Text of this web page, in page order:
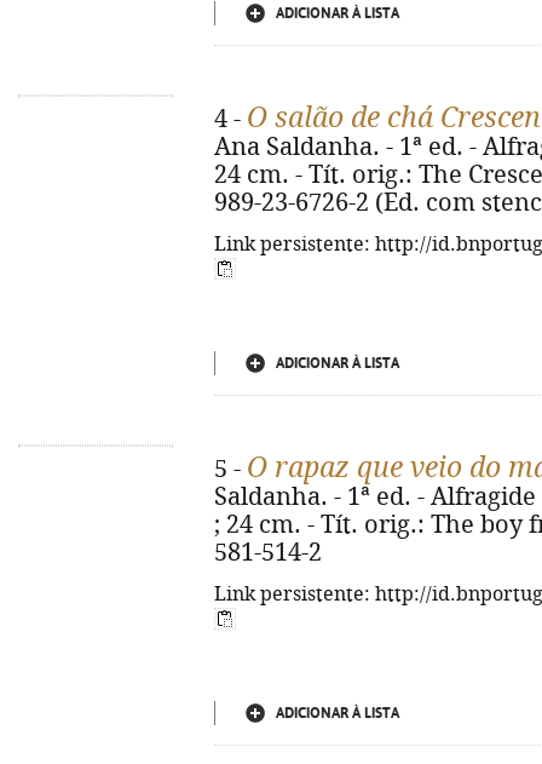
ADICIONAR À LISTA
4 - O salão de chá
Ana Saldanha. - 1ª ed. -
24 cm. - Tít. orig.: The
989-23-6726-2 (Ed. com
Link persistente: http://
ADICIONAR À LISTA
5 - O rapaz que veio do
Saldanha. - 1ª ed. -
; 24 cm. - Tít. orig.: The boy
581-514-2
Link persistente: http://
ADICIONAR À LISTA